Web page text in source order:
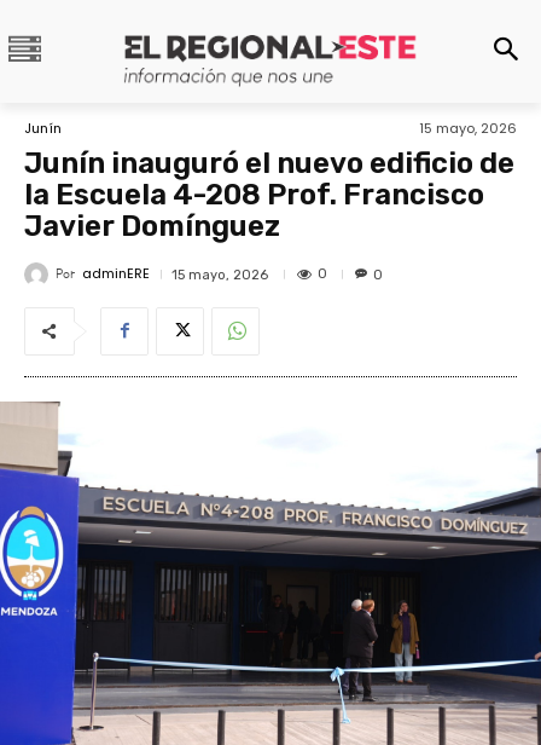
Junín 15 mayo, 2026
Junín inauguró el nuevo edificio de
la Escuela 4-208 Prof. Francisco
Javier Domínguez
Por adminERE 15 mayo, 2026 0 0